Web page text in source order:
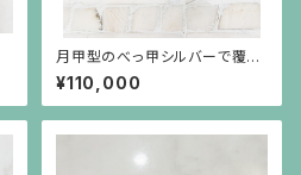
月甲型のべっ甲シルバーで覆輪
したトルコ石のボリュームリング
（15～16号の方用）
¥110,000